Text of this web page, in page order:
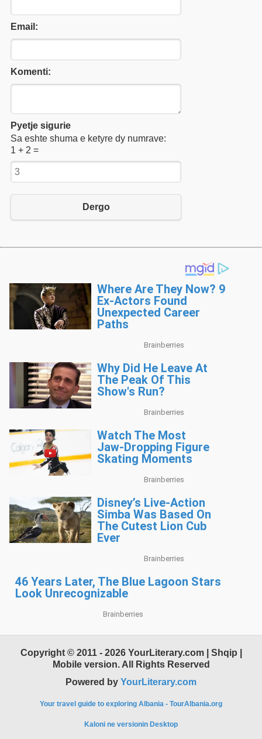
Email:
Komenti:
Pyetje sigurie
Sa eshte shuma e ketyre dy numrave:
1 + 2 =
Dergo
Copyright © 2011 - 2026 YourLiterary.com | Shqip |
Mobile version. All Rights Reserved
Powered by YourLiterary.com
Your travel guide to exploring Albania - TourAlbania.org
Kaloni ne versionin Desktop